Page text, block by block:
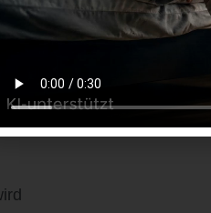
zu lange entzündet